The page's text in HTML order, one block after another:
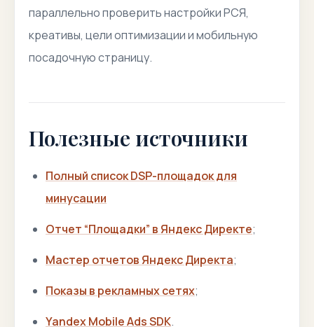
параллельно проверить настройки РСЯ,
креативы, цели оптимизации и мобильную
посадочную страницу.
Полезные источники
Полный список DSP-площадок для
минусации
Отчет “Площадки” в Яндекс Директе;
Мастер отчетов Яндекс Директа;
Показы в рекламных сетях;
Yandex Mobile Ads SDK.